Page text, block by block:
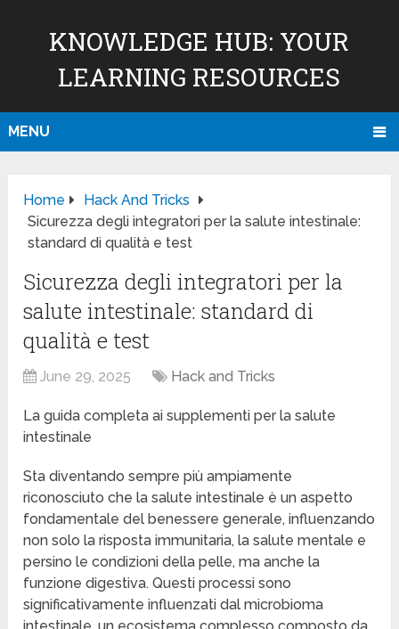
KNOWLEDGE HUB: YOUR
LEARNING RESOURCES
MENU
Home
Hack And Tricks
Sicurezza degli integratori per la salute intestinale:
standard di qualità e test
Sicurezza degli integratori per la
salute intestinale: standard di
qualità e test
June 29, 2025 Hack and Tricks
La guida completa ai supplementi per la salute
intestinale
Sta diventando sempre più ampiamente
riconosciuto che la salute intestinale è un aspetto
fondamentale del benessere generale, influenzando
non solo la risposta immunitaria, la salute mentale e
persino le condizioni della pelle, ma anche la
funzione digestiva. Questi processi sono
significativamente influenzati dal microbioma